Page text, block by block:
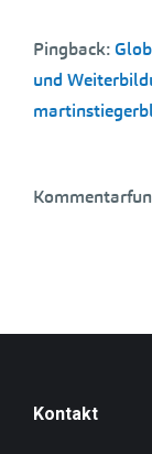
Pingback:
und
Kontakt